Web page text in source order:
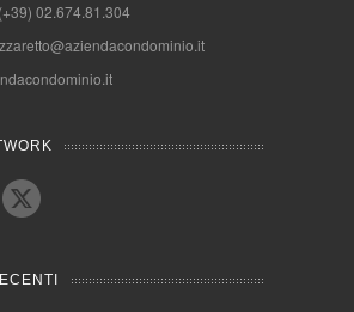
02.674.81.304